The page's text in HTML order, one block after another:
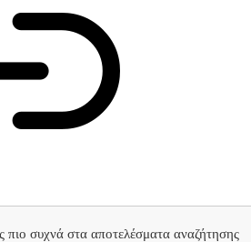
πιο συχνά στα αποτελέσματα αναζήτησης